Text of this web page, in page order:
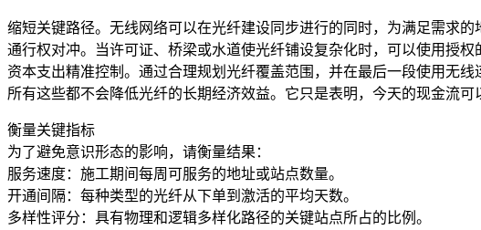
缩短关键路径。无线网络可以在光纤建设同步进行的同时，为满足需求
通行权对冲。当许可证、桥梁或水道使光纤铺设复杂化时，可以使用授
资本支出精准控制。通过合理规划光纤覆盖范围，并在最后一段使用无
所有这些都不会降低光纤的长期经济效益。它只是表明，今天的现金流
衡量关键指标
为了避免意识形态的影响，请衡量结果：
服务速度：施工期间每周可服务的地址或站点数量。
开通间隔：每种类型的光纤从下单到激活的平均天数。
多样性评分：具有物理和逻辑多样化路径的关键站点所占的比例。